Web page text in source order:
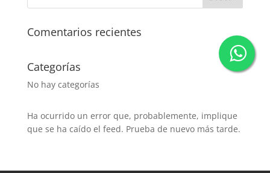
Comentarios recientes
Categorías
No hay categorías
Ha ocurrido un error que, probablemente, implique
que se ha caído el feed. Prueba de nuevo más tarde.